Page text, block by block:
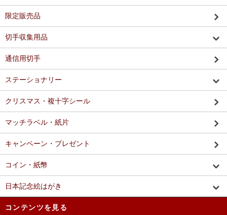
限定販売品
切手収集用品
通信用切手
ステーショナリー
クリスマス・複十字シール
マッチラベル・紙片
キャンペーン・プレゼント
コイン・紙幣
日本記念絵はがき
コンテンツを見る